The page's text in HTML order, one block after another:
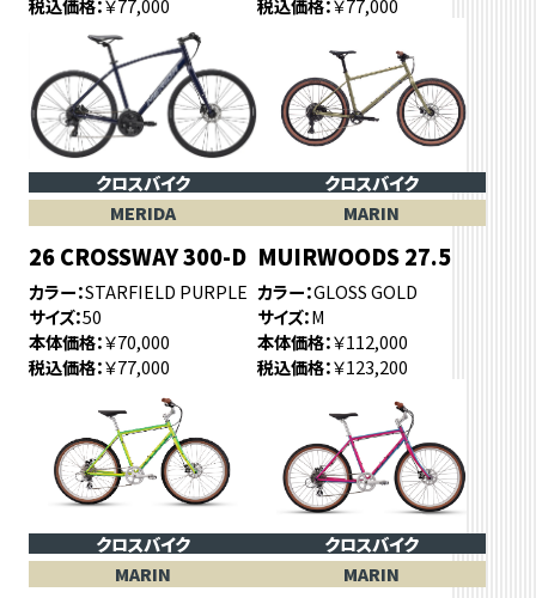
税込価格 ￥77,000
税込価格 ￥77,000
クロスバイク
MERIDA
26 CROSSWAY 300-D
カラー STARFIELD PURPLE
サイズ 50
本体価格 ￥70,000
税込価格 ￥77,000
クロスバイク
MARIN
MUIRWOODS 27.5
カラー GLOSS GOLD
サイズ M
本体価格 ￥112,000
税込価格 ￥123,200
クロスバイク
MARIN
クロスバイク
MARIN